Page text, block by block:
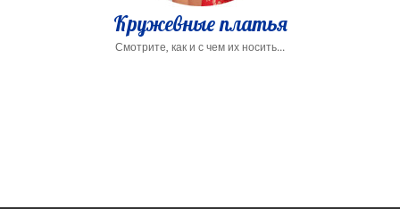
Кружевные платья
Смотрите, как и с чем их носить...